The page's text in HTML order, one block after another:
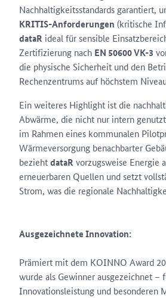
Nachhaltigkeitsstandards garantiert,
KRITIS-Anforderungen (kritische
dataR ideal für sensible
Zertifizierung nach EN 50600 VK-3
die physische Sicherheit und den
Rechenzentrums auf höchstem
Ein weiteres Highlight ist die
Abwärme, die nicht nur intern
im Rahmen eines kommunalen
Wärmeversorgung benachbarter
beziehtdataR vorzugsweise Energie
erneuerbaren Quellen und setzt
Strom, was die regionale
Ausgezeichnete Innovation:
Prämiert mit dem KOINNO Award
wurde als Gewinner ausgezeichnet –
Innovationsleistung und besonderen